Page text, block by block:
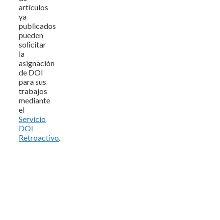
artículos
ya
publicados
pueden
solicitar
la
asignación
de DOI
para sus
trabajos
mediante
el
Servicio
DOI
Retroactivo.